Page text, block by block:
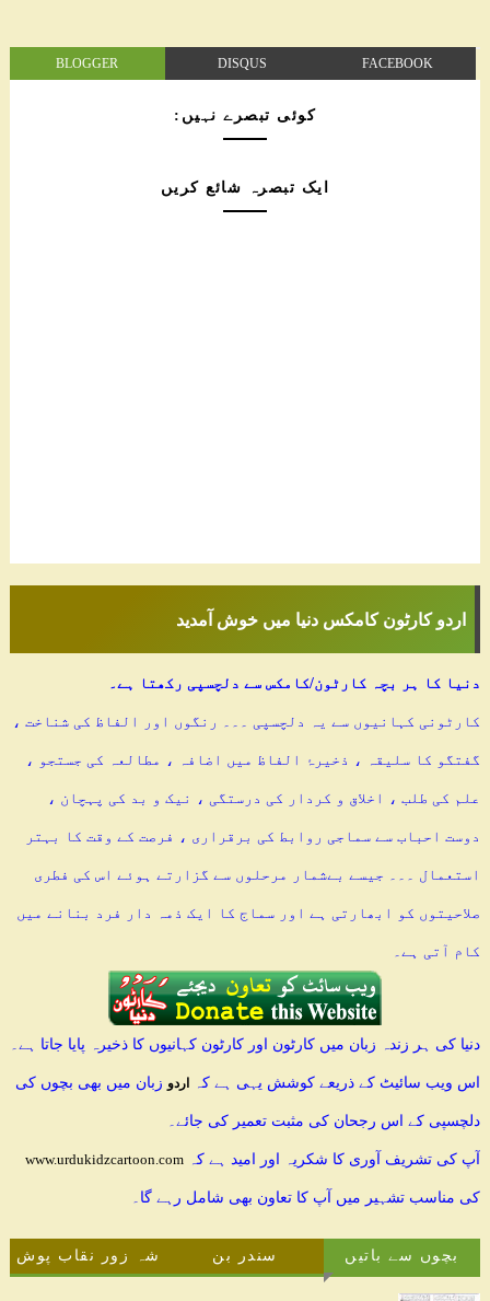
BLOGGER DISQUS FACEBOOK
کوئی تبصرے نہیں:
ایک تبصرہ شائع کریں
اردو کارٹون کامکس دنیا میں خوش آمدید
دنیا کا ہر بچہ کارٹون/کامکس سے دلچسپی رکھتا ہے۔
کارٹونی کہانیوں سے یہ دلچسپی ۔۔۔ رنگوں اور الفاظ کی شناخت ،
گفتگو کا سلیقہ ، ذخیرۂ الفاظ میں اضافہ ، مطالعہ کی جستجو ،
علم کی طلب ، اخلاق و کردار کی درستگی ، نیک و بد کی پہچان ،
دوست احباب سے سماجی روابط کی برقراری ، فرصت کے وقت کا بہتر
استعمال ۔۔۔ جیسے بےشمار مرحلوں سے گزارتے ہوئے اس کی فطری
صلاحیتوں کو ابھارتی ہے اور سماج کا ایک ذمہ دار فرد بنانے میں
کام آتی ہے۔
دنیا کی ہر زندہ زبان میں کارٹون اور کارٹون کہانیوں کا ذخیرہ پایا جاتا ہے۔
اس ویب سائیٹ کے ذریعے کوشش یہی ہے کہ اردو زبان میں بھی بچوں کی
دلچسپی کے اس رجحان کی مثبت تعمیر کی جائے۔
آپ کی تشریف آوری کا شکریہ اور امید ہے کہ www.urdukidzcartoon.com
کی مناسب تشہیر میں آپ کا تعاون بھی شامل رہے گا۔
بچوں سے باتیں سندر بن شہ زور نقاب پوش